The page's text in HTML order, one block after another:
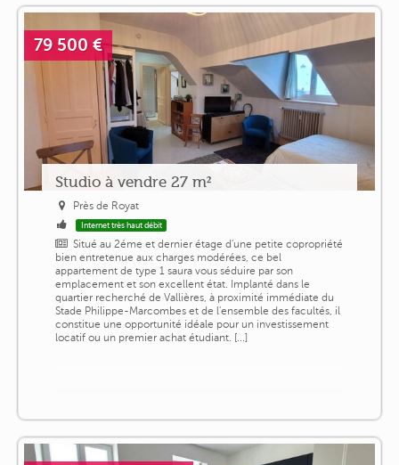
79 500 €
Studio à vendre 27 m²
Près de Royat
Internet très haut débit
Situé au 2éme et dernier étage d'une petite copropriété
bien entretenue aux charges modérées, ce bel
appartement de type 1 saura vous séduire par son
emplacement et son excellent état. Implanté dans le
quartier recherché de Vallières, à proximité immédiate du
Stade Philippe-Marcombes et de l'ensemble des facultés, il
constitue une opportunité idéale pour un investissement
locatif ou un premier achat étudiant. [...]